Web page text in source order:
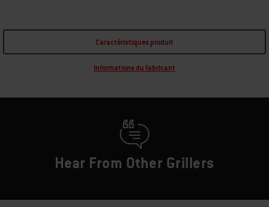
Caractéristiques produit
Informations du fabricant
Hear From Other Grillers